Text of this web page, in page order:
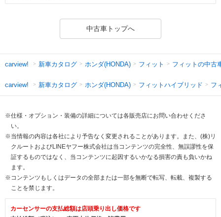
中古車トップへ
carview! 新車カタログ ホンダ(HONDA) フィット フィットの中古
carview! 新車カタログ ホンダ(HONDA) フィットハイブリッド フ
※仕様・オプション・装備の詳細については各販売店にお問い合わせくださ
い。
※当情報の内容は各社により予告なく変更されることがあります。また、(株)リ
クルートおよびLINEヤフー株式会社は当コンテンツの完全性、無誤謬性を保
証するものではなく、当コンテンツに起因するいかなる損害の責も負いかね
ます。
※コンテンツもしくはデータの全部または一部を無断で転写、転載、複製する
ことを禁じます。
カーセンサーの支払総額は店頭乗り出し価格です